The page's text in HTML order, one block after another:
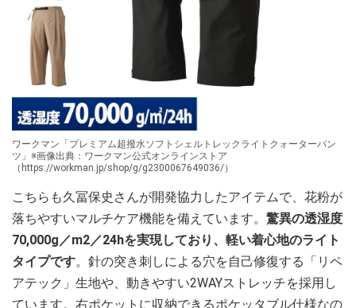
ワークマン「プレミアム超撥水ソフトシェルトレックライトクォーターパン
ツ」※画像出典：ワークマン公式オンラインストア
（https://workman.jp/shop/g/g2300067649036/）
こちらも久冨保史さんが開発協力したアイテムで、花粉が
落ちやすいマルチケア機能を備えています。 驚異の透湿度
70,000g／m2／24hを実現しており、軽い着心地のライト
タイプです。針の突き刺しによる穴を自己修復する「リペ
アテック」生地や、動きやすい2WAYストレッチを採用し
ています。右ポケットに収納できるポケッタブル仕様なの